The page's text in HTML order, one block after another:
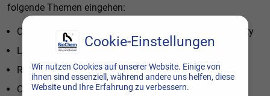
folgende Themen eingehen:
Construction of the hazardous materials storage facility
Legal requirements
Required permits
Operation of the hazardous materials storage facility
Cookie-Einstellungen
Wir nutzen Cookies auf unserer Website. Einige von
ihnen sind essenziell, während andere uns helfen, diese
Website und Ihre Erfahrung zu verbessern.